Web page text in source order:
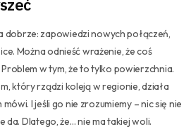
dobrze: zapowiedzi nowych połączeń,
Można odnieść wrażenie, że coś
w tym, że to tylko powierzchnia.
który rządzi koleją w regionie, działa
mówi. I jeśli go nie zrozumiemy – nic się nie
da. Dlatego, że… nie ma takiej woli.